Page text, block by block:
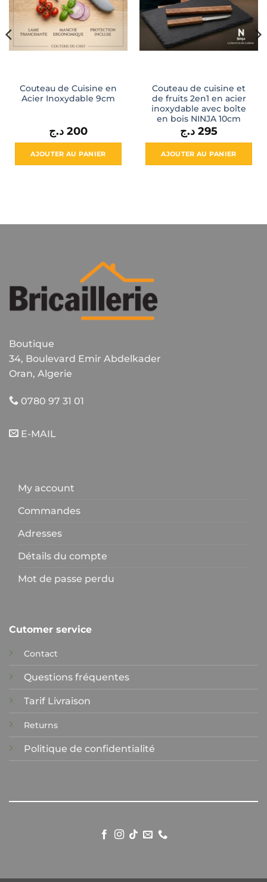
Couteau de Cuisine en
Acier Inoxydable 9cm
200 د.ج
AJOUTER AU PANIER
Couteau de cuisine et
de fruits 2en1 en acier
inoxydable avec boîte
en bois NINJA 10cm
295 د.ج
AJOUTER AU PANIER
Boutique
34, Boulevard Emir Abdelkader
Oran, Algerie
0780 97 31 01
E-MAIL
My account
Commandes
Adresses
Détails du compte
Mot de passe perdu
Cutomer service
Contact
Questions fréquentes
Tarif Livraison
Returns
Politique de confidentialité